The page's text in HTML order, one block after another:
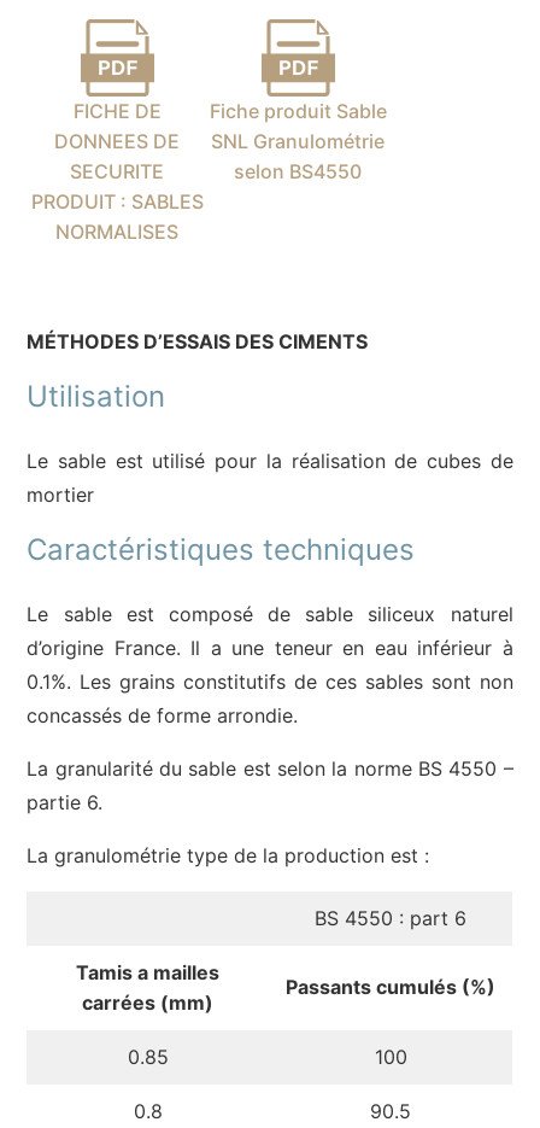
FICHE DE
DONNEES DE
SECURITE
PRODUIT : SABLES
NORMALISES
Fiche produit Sable
SNL Granulométrie
selon BS4550
MÉTHODES D’ESSAIS DES CIMENTS
Utilisation
Le sable est utilisé pour la réalisation de cubes de
mortier
Caractéristiques techniques
Le sable est composé de sable siliceux naturel
d’origine France. Il a une teneur en eau inférieur à
0.1%. Les grains constitutifs de ces sables sont non
concassés de forme arrondie.
La granularité du sable est selon la norme BS 4550 –
partie 6.
La granulométrie type de la production est :
BS 4550 : part 6
Tamis a mailles
carrées (mm)
Passants cumulés (%)
0.85 100
0.8 90.5